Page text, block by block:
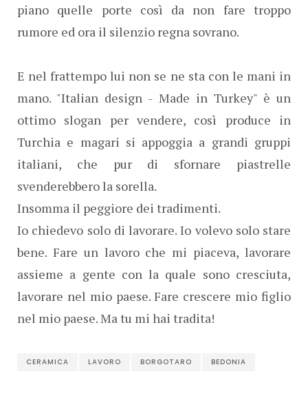
piano quelle porte così da non fare troppo
rumore ed ora il silenzio regna sovrano.
E nel frattempo lui non se ne sta con le mani in
mano. "Italian design - Made in Turkey" è un
ottimo slogan per vendere, così produce in
Turchia e magari si appoggia a grandi gruppi
italiani, che pur di sfornare piastrelle
svenderebbero la sorella.
Insomma il peggiore dei tradimenti.
Io chiedevo solo di lavorare. Io volevo solo stare
bene. Fare un lavoro che mi piaceva, lavorare
assieme a gente con la quale sono cresciuta,
lavorare nel mio paese. Fare crescere mio figlio
nel mio paese. Ma tu mi hai tradita!
CERAMICA LAVORO BORGOTARO BEDONIA